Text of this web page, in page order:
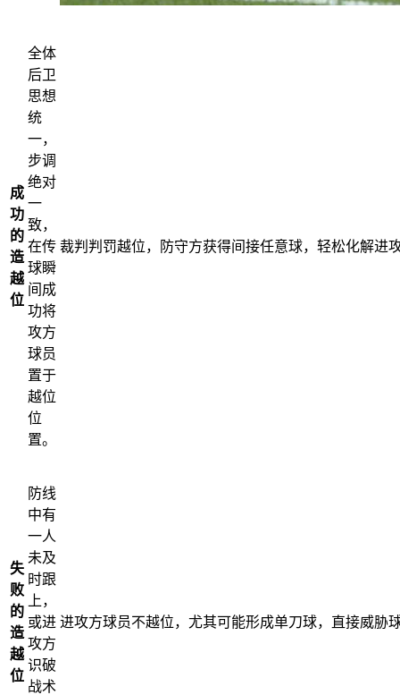
成
功
的
造
越
位
全体
后卫
思想
统
一，
步调
绝对
一
致，
在传
球瞬
间成
功将
攻方
球员
置于
越位
位
置。
裁判判罚越位，防守方获得间接任意球，轻松化解进
失
败
的
造
越
位
防线
中有
一人
未及
时跟
上，
或进
攻方
识破
战术
进攻方球员不越位，尤其可能形成单刀球，直接威胁